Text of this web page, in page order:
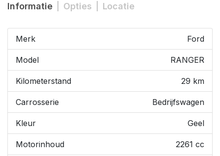
Informatie Opties Locatie
Merk Ford
Model RANGER
Kilometerstand 29 km
Carrosserie Bedrijfswagen
Kleur Geel
Motorinhoud 2261 cc